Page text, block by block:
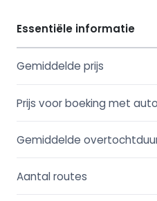
Essentiële informatie
Gemiddelde prijs
Prijs voor boeking met auto
Gemiddelde
Aantal routes